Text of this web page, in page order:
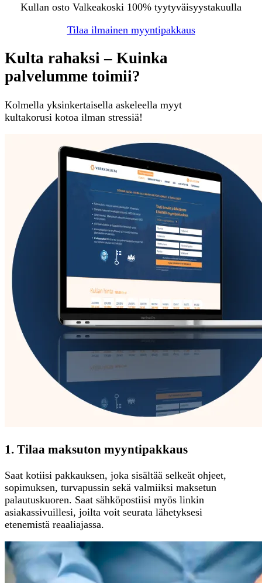
Kullan osto Valkeakoski 100% tyytyväisyystakuulla
Tilaa ilmainen myyntipakkaus
Kulta rahaksi – Kuinka
palvelumme toimii?
Kolmella yksinkertaisella askeleella myyt
kultakorusi kotoa ilman stressiä!
1. Tilaa maksuton myyntipakkaus
Saat kotiisi pakkauksen, joka sisältää selkeät ohjeet,
sopimuksen, turvapussin sekä valmiiksi maksetun
palautuskuoren. Saat sähköpostiisi myös linkin
asiakassivuillesi, joilta voit seurata lähetyksesi
etenemistä reaaliajassa.